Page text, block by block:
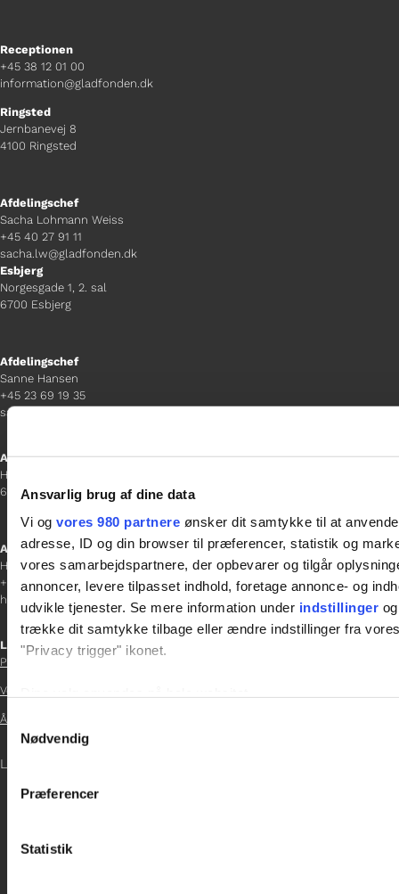
Ansvarlig brug af dine data
Vi og vores 980 partnere ønsker dit samtykke til at
adresse, ID og din browser til præferencer, statistik og
vores samarbejdspartnere, der opbevarer og tilgår
annoncer, levere tilpasset indhold, foretage annonce- og
udvikle tjenester. Se mere information under indstillinger
trække dit samtykke tilbage eller ændre indstillinger fra
"Privacy trigger" ikonet.
Vi bruger cookies til at tilpasse vores indhold og annoncer,
data med andre oplysninger, du har givet dem, eller som de
Samtykkevalg
Nødvendig
Præferencer
Statistik
Receptionen
+45 38 12 01 00
information@gladfonden.dk
Ringsted
Jernbanevej 8
4100 Ringsted
Afdelingschef
Sacha Lohmann Weiss
+45 40 27 91 11
sacha.lw@gladfonden.dk
Esbjerg
Norgesgade 1, 2. sal
6700 Esbjerg
Afdelingschef
Sanne Hansen
+45 23 69 19 35
sanne.h@gladfonden.dk
Aabenraa
H P Hanssens Gade 23, 2.
6200 Aabenraa
Afdelingschef
Helene Teichert
+45 29 37 32 41
helene.t@gladfonden.dk
Links
Persondatapolitik
Vedtægter
Årsrapport 2021
LOG IND
